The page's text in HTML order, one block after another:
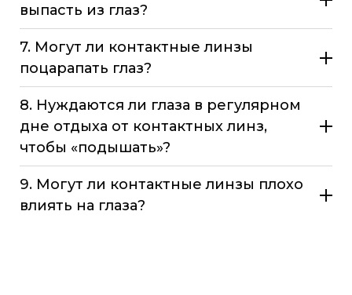
выпасть из глаз?
7. Могут ли контактные линзы
поцарапать глаз?
8. Нуждаются ли глаза в регулярном
дне отдыха от контактных линз,
чтобы «подышать»?
9. Могут ли контактные линзы плохо
влиять на глаза?